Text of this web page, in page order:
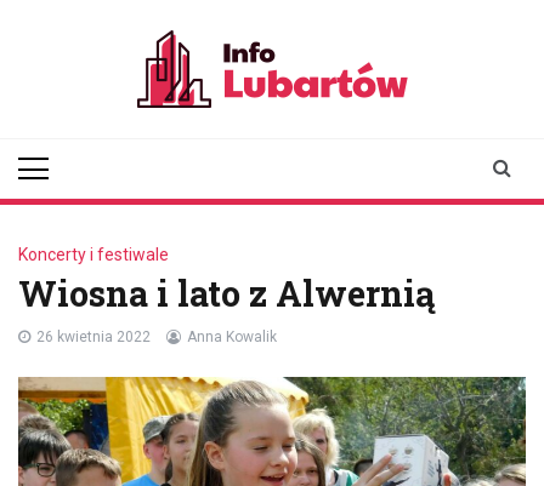
Koncerty i festiwale
Wiosna i lato z Alwernią
26 kwietnia 2022 Anna Kowalik